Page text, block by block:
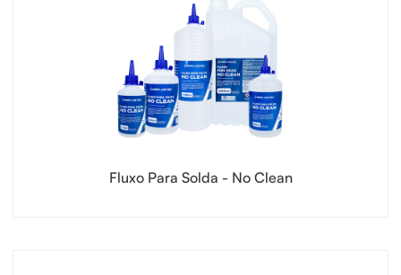
Fluxo Para Solda - No Clean